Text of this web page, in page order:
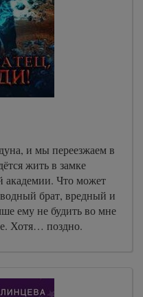
и мы переезжаем в
жить в замке
академии. Что может
брат, вредный и
ему не будить во мне
Хотя… поздно.